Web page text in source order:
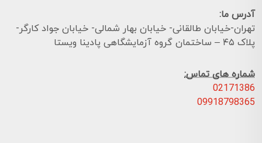
آدرس ما:
تهران-خیابان طالقانی- خیابان بهار شمالی- خیابان جواد کارگر-
پلاک ۴۵ – ساختمان گروه آزمایشگاهی پادینا ویستا
شماره های تماس:
02171386
09918798365